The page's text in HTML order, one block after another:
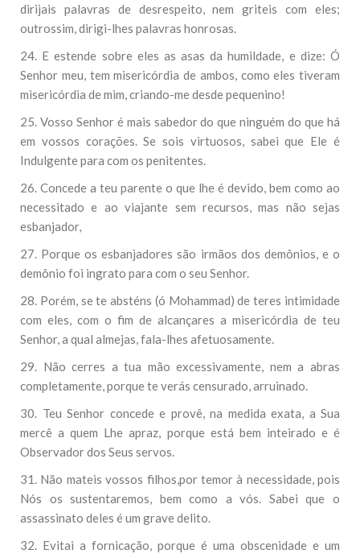
dirijais palavras de desrespeito, nem griteis com eles;
outrossim, dirigi-lhes palavras honrosas.
24. E estende sobre eles as asas da humildade, e dize: Ó
Senhor meu, tem misericórdia de ambos, como eles tiveram
misericórdia de mim, criando-me desde pequenino!
25. Vosso Senhor é mais sabedor do que ninguém do que há
em vossos corações. Se sois virtuosos, sabei que Ele é
Indulgente para com os penitentes.
26. Concede a teu parente o que lhe é devido, bem como ao
necessitado e ao viajante sem recursos, mas não sejas
esbanjador,
27. Porque os esbanjadores são irmãos dos demônios, e o
demônio foi ingrato para com o seu Senhor.
28. Porém, se te absténs (ó Mohammad) de teres intimidade
com eles, com o fim de alcançares a misericórdia de teu
Senhor, a qual almejas, fala-lhes afetuosamente.
29. Não cerres a tua mão excessivamente, nem a abras
completamente, porque te verás censurado, arruinado.
30. Teu Senhor concede e provê, na medida exata, a Sua
mercê a quem Lhe apraz, porque está bem inteirado e é
Observador dos Seus servos.
31. Não mateis vossos filhos,por temor à necessidade, pois
Nós os sustentaremos, bem como a vós. Sabei que o
assassinato deles é um grave delito.
32. Evitai a fornicação, porque é uma obscenidade e um